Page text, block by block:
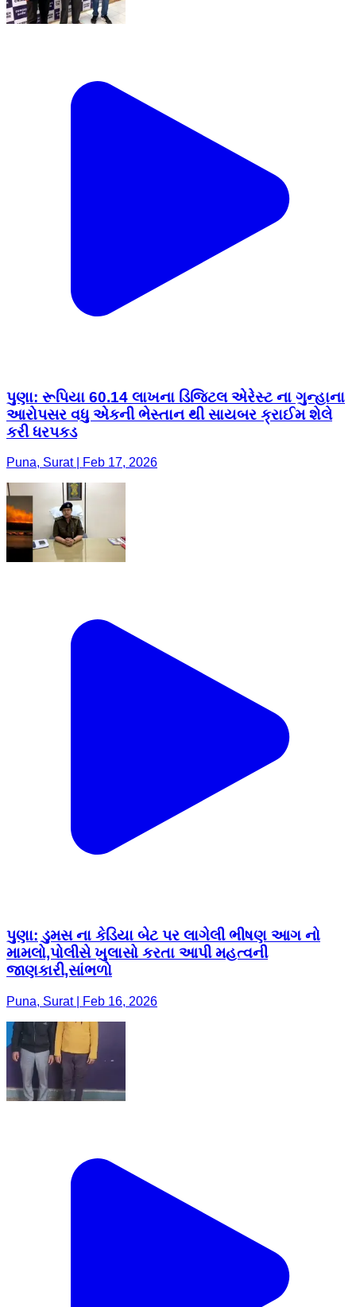
પુણા: રૂપિયા 60.14 લાખના ડિજિટલ એરેસ્ટ ના ગુન્હાના
આરોપસર વધુ એકની ભેસ્તાન થી સાયબર ક્રાઈમ શેલે
કરી ધરપકડ
Puna, Surat | Feb 17, 2026
પુણા: ડુમસ ના કેડિયા બેટ પર લાગેલી ભીષણ આગ નો
મામલો,પોલીસે ખુલાસો કરતા આપી મહત્વની
જાણકારી,સાંભળો
Puna, Surat | Feb 16, 2026